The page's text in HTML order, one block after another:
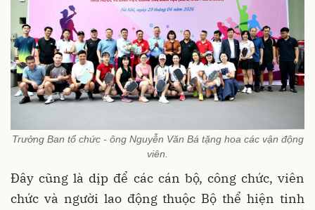
Trưởng Ban tổ chức - ông Nguyễn Văn Bá tặng hoa các vận động
viên.
Đây cũng là dịp để các cán bộ, công chức, viên
chức và người lao động thuộc Bộ thể hiện tinh